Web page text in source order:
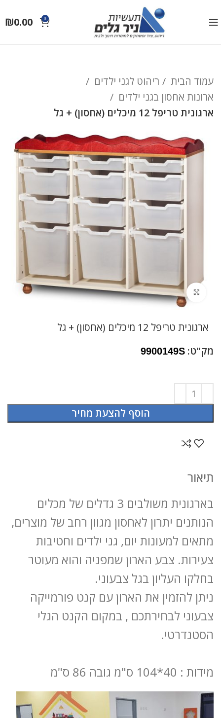
0
₪0.00
עמוד הבית
ריהוט לגני ילדים
ארונות אחסון בגני ילדים
ארגונית טריפל 12 מיכלים (אחסון) + גל
לחץ להגדלה
ארגונית טריפל 12 מיכלים (אחסון) + גל
מק"ט: 9900149S
הוסף להצעת מחיר
תיאור
בארגונית משולבים 3 גדלים של מכלים
הנותנים יתרון לאחסון מגוון רחב של מוצרים,
מתאים למעונות יום, גני ילדים וחטיבות
צעירות. צבע הארון שמפניה והוא מעוטר
בחלקו העליון בגל צבעוני.
ניתן להזמין את הארון עם קנט פורמייקה
צבעוני לבחירתכם , במקום הקנט הגלי
הסטנדרטי.
מידות : 40*104 ס"מ גובה 86 ס"מ